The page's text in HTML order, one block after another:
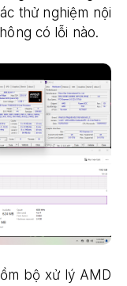
thử nghiệm nội
có lỗi nào.
bộ xử lý AMD